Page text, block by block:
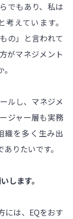
でもあり、私は
えています。
の」と言われて
がマネジメント
ルし、マネジメ
ジャー層も実務
織を多く生み出
りたいです。
します。
には、EQをおす